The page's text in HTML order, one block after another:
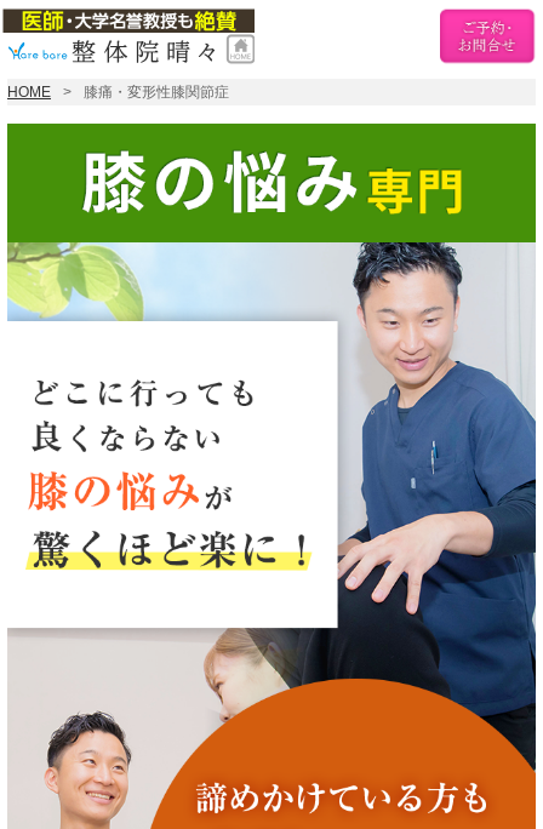
HOME 膝痛・変形性膝関節症